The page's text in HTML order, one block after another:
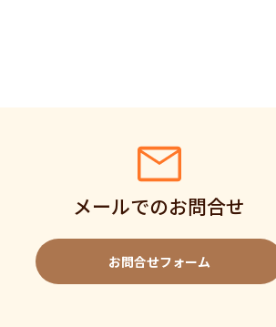
メールでのお問合せ
お問合せフォーム